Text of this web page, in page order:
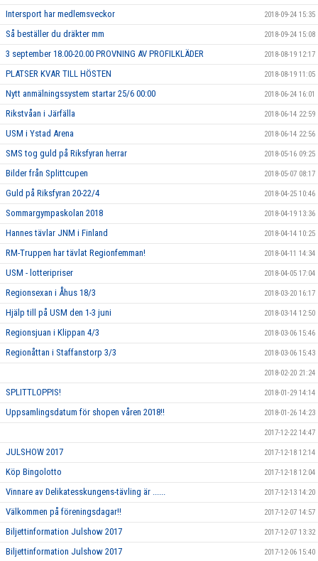
Intersport har medlemsveckor 2018-09-24 15:35
Så beställer du dräkter mm 2018-09-24 15:08
3 september 18.00-20.00 PROVNING AV PROFILKLÄDER 2018-08-19 12:17
PLATSER KVAR TILL HÖSTEN 2018-08-19 11:05
Nytt anmälningssystem startar 25/6 00:00 2018-06-24 16:01
Rikstvåan i Järfälla 2018-06-14 22:59
USM i Ystad Arena 2018-06-14 22:56
SMS tog guld på Riksfyran herrar 2018-05-16 09:25
Bilder från Splittcupen 2018-05-07 08:17
Guld på Riksfyran 20-22/4 2018-04-25 10:46
Sommargympaskolan 2018 2018-04-19 13:36
Hannes tävlar JNM i Finland 2018-04-14 10:25
RM-Truppen har tävlat Regionfemman! 2018-04-11 14:34
USM - lotteripriser 2018-04-05 17:04
Regionsexan i Åhus 18/3 2018-03-20 16:17
Hjälp till på USM den 1-3 juni 2018-03-14 12:50
Regionsjuan i Klippan 4/3 2018-03-06 15:46
Regionåttan i Staffanstorp 3/3 2018-03-06 15:43
2018-02-20 21:24
SPLITTLOPPIS! 2018-01-29 14:14
Uppsamlingsdatum för shopen våren 2018!! 2018-01-26 14:23
2017-12-22 14:47
JULSHOW 2017 2017-12-18 12:14
Köp Bingolotto 2017-12-18 12:04
Vinnare av Delikatesskungens-tävling är ...... 2017-12-13 14:20
Välkommen på föreningsdagar!! 2017-12-07 14:57
Biljettinformation Julshow 2017 2017-12-07 13:32
Biljettinformation Julshow 2017 2017-12-06 15:40